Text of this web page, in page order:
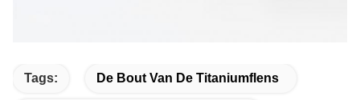
Tags: De Bout Van De Titaniumflens